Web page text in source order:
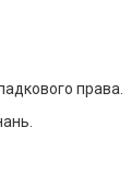
права.